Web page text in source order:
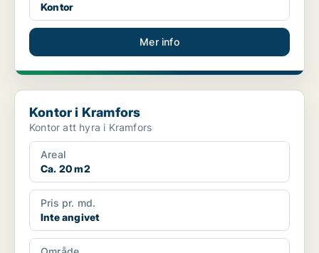
Kontor
Mer info
Kontor i Kramfors
Kontor i Kramfors
Kontor att hyra i Kramfors
Areal
Ca. 20 m2
Pris pr. md.
Inte angivet